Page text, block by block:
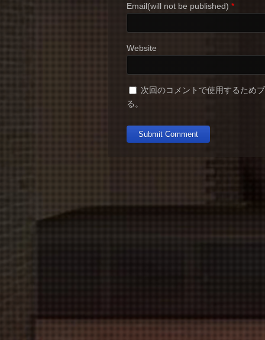
Email(will not be published) *
Website
次回のコメントで使用するため
る。